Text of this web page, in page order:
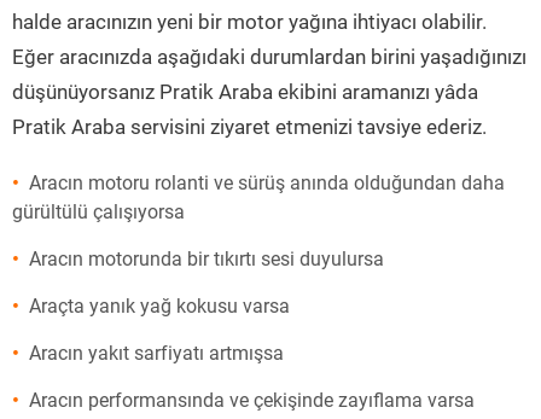
halde aracınızın yeni bir motor yağına ihtiyacı olabilir.
Eğer aracınızda aşağıdaki durumlardan birini yaşadığınızı
düşünüyorsanız Pratik Araba ekibini aramanızı yâda
Pratik Araba servisini ziyaret etmenizi tavsiye ederiz.
Aracın motoru rolanti ve sürüş anında olduğundan daha
gürültülü çalışıyorsa
Aracın motorunda bir tıkırtı sesi duyulursa
Araçta yanık yağ kokusu varsa
Aracın yakıt sarfiyatı artmışsa
Aracın performansında ve çekişinde zayıflama varsa